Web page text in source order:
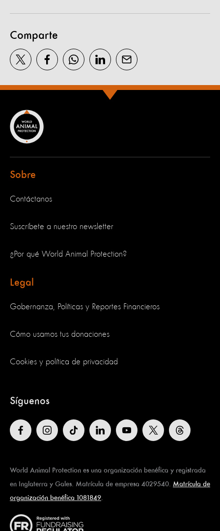
Comparte
Sobre
Contáctanos
Suscríbete a nuestro newsletter
¿Por qué World Animal Protection?
Legal
Gobernanza, Políticas y Reportes Financieros
Cómo usamos tus donaciones
Cookies y política de privacidad
Síguenos
World Animal Protection es una organización benéfica y registrada
en Inglaterra y Gales. Matrícula de empresa 4029540. Matrícula de
organización benéfica 1081849